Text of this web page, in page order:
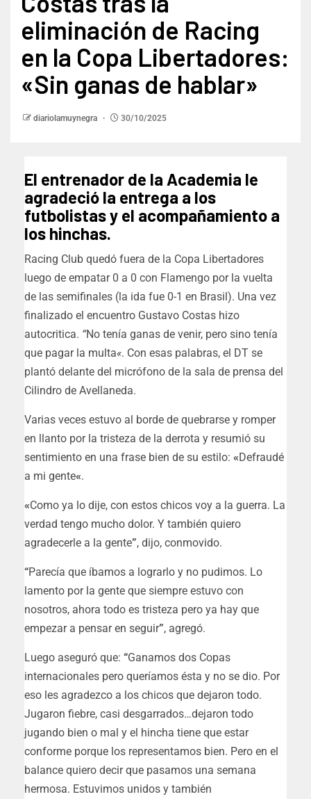
eliminación de Racing
en la Copa Libertadores:
«Sin ganas de hablar»
diariolamuynegra 30/10/2025
El entrenador de la Academia le
agradeció la entrega a los
futbolistas y el acompañamiento a
los hinchas.
Racing Club quedó fuera de la Copa Libertadores
luego de empatar 0 a 0 con Flamengo por la vuelta
de las semifinales (la ida fue 0-1 en Brasil). Una vez
finalizado el encuentro Gustavo Costas hizo
autocritica. “No tenía ganas de venir, pero sino tenía
que pagar la multa«. Con esas palabras, el DT se
plantó delante del micrófono de la sala de prensa del
Cilindro de Avellaneda.
Varias veces estuvo al borde de quebrarse y romper
en llanto por la tristeza de la derrota y resumió su
sentimiento en una frase bien de su estilo: «Defraudé
a mi gente«.
«Como ya lo dije, con estos chicos voy a la guerra. La
verdad tengo mucho dolor. Y también quiero
agradecerle a la gente”, dijo, conmovido.
“Parecía que íbamos a lograrlo y no pudimos. Lo
lamento por la gente que siempre estuvo con
nosotros, ahora todo es tristeza pero ya hay que
empezar a pensar en seguir”, agregó.
Luego aseguró que: “Ganamos dos Copas
internacionales pero queríamos ésta y no se dio. Por
eso les agradezco a los chicos que dejaron todo.
Jugaron fiebre, casi desgarrados…dejaron todo
jugando bien o mal y el hincha tiene que estar
conforme porque los representamos bien. Pero en el
balance quiero decir que pasamos una semana
hermosa. Estuvimos unidos y también